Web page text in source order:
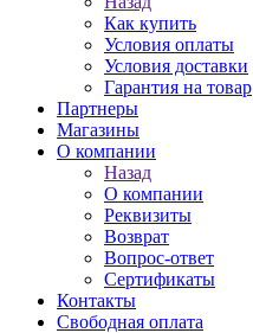
Как купить
Условия оплаты
Условия доставки
Гарантия на товар
Партнеры
Магазины
О компании
Назад
О компании
Реквизиты
Возврат
Вопрос-ответ
Сертификаты
Контакты
Свободная оплата